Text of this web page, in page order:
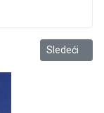
Sledeći
Sledeći